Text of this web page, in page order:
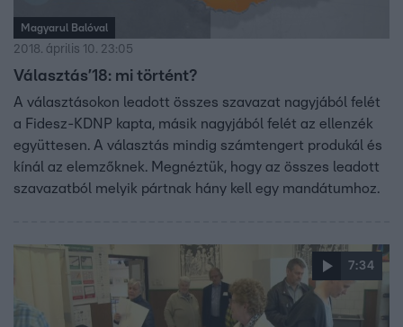
Magyarul Balóval
2018. április 10. 23:05
Választás’18: mi történt?
A választásokon leadott összes szavazat nagyjából felét
a Fidesz-KDNP kapta, másik nagyjából felét az ellenzék
együttesen. A választás mindig számtengert produkál és
kínál az elemzőknek. Megnéztük, hogy az összes leadott
7:34